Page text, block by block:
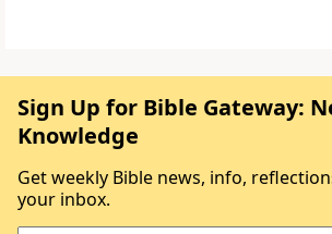
Sign Up for Bible Gateway:
Knowledge
Get weekly Bible news, info,
your inbox.